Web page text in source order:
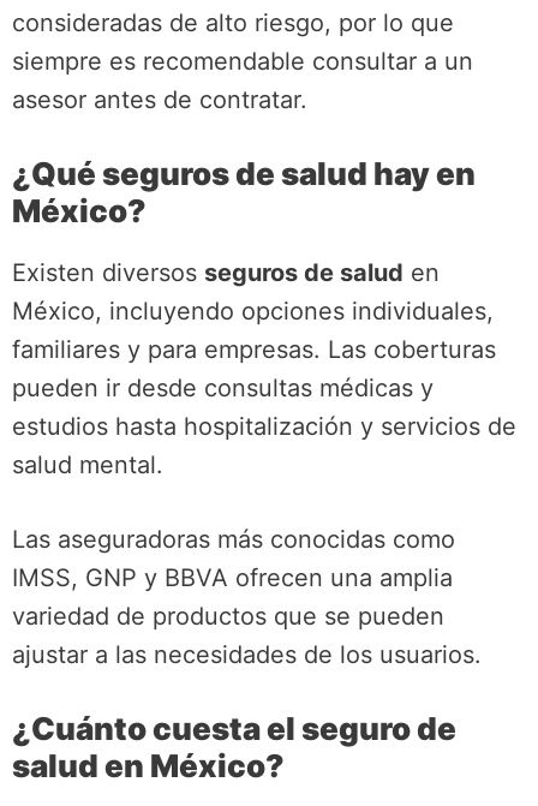
consideradas de alto riesgo, por lo que
siempre es recomendable consultar a un
asesor antes de contratar.
¿Qué seguros de salud hay en
México?
Existen diversos seguros de salud en
México, incluyendo opciones individuales,
familiares y para empresas. Las coberturas
pueden ir desde consultas médicas y
estudios hasta hospitalización y servicios de
salud mental.
Las aseguradoras más conocidas como
IMSS, GNP y BBVA ofrecen una amplia
variedad de productos que se pueden
ajustar a las necesidades de los usuarios.
¿Cuánto cuesta el seguro de
salud en México?